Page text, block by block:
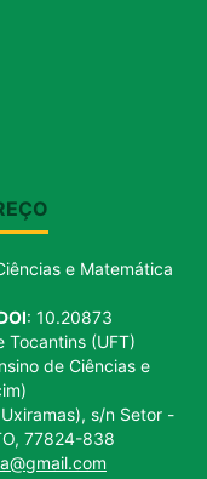
e Matemática
: 10.20873
Tocantins (UFT)
de Ciências e
s/n Setor -
77824-838